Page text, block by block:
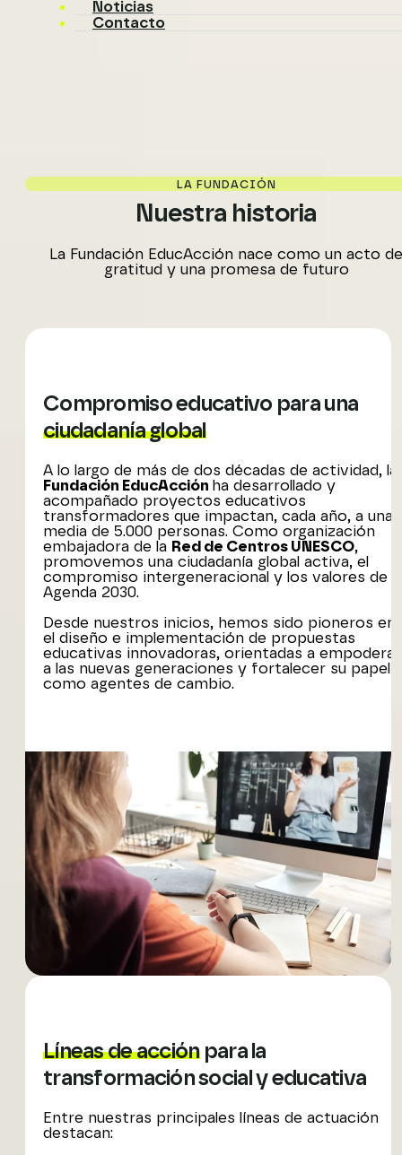
Noticias
Contacto
LA FUNDACIÓN
Nuestra historia
La Fundación EducAcción nace como un acto de
gratitud y una promesa de futuro
Compromiso educativo para una
ciudadanía global
A lo largo de más de dos décadas de actividad, la
Fundación EducAcción ha desarrollado y
acompañado proyectos educativos
transformadores que impactan, cada año, a una
media de 5.000 personas. Como organización
embajadora de la Red de Centros UNESCO,
promovemos una ciudadanía global activa, el
compromiso intergeneracional y los valores de la
Agenda 2030.
Desde nuestros inicios, hemos sido pioneros en
el diseño e implementación de propuestas
educativas innovadoras, orientadas a empoderar
a las nuevas generaciones y fortalecer su papel
como agentes de cambio.
Líneas de acciónpara la
transformación social y educativa
Entre nuestras principales líneas de actuación
destacan: